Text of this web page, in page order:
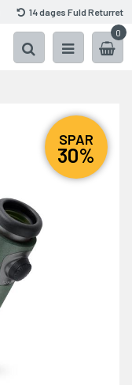
14 dages Fuld Returret
0
SPAR
30%